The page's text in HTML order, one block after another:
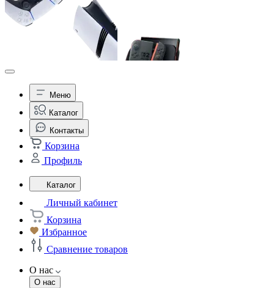
Меню
Каталог
Контакты
Корзина
Профиль
Каталог
Личный кабинет
Корзина
Избранное
Сравнение товаров
О нас
О нас